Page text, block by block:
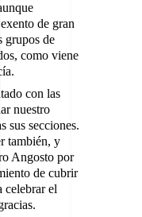
de gran
grupos de
como viene
con las
nuestro
sus secciones.
también, y
Angosto por
de cubrir
celebrar el